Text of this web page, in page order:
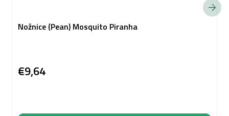
Nožnice (Pean) Mosquito Piranha
€9,64